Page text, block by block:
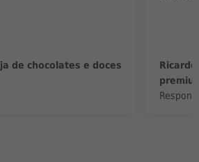
de chocolates e doces